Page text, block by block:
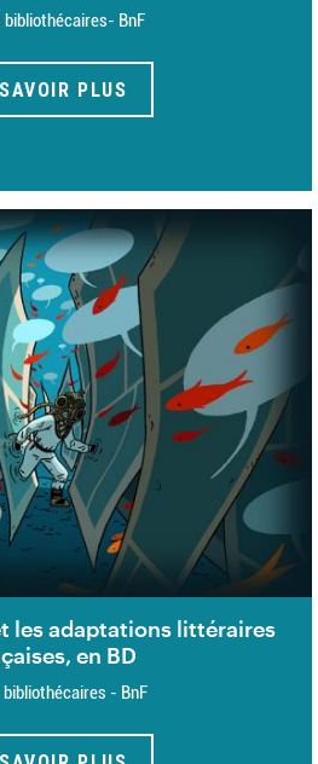
bibliothécaires- BnF
PLUS
les adaptations littéraires
en BD
bibliothécaires - BnF